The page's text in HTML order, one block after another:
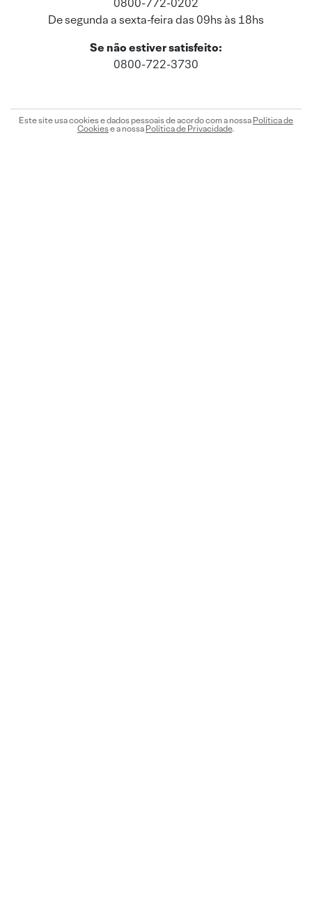
0800-772-0202
De segunda a sexta-feira das 09hs às 18hs
Se não estiver satisfeito:
0800-722-3730
Este site usa cookies e dados pessoais de acordo com a nossa Política de
Cookiese a nossa Política de Privacidade.